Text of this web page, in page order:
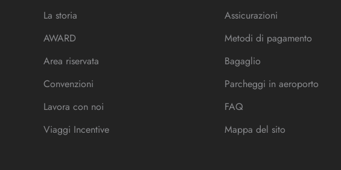
La storia
AWARD
Area riservata
Convenzioni
Lavora con noi
Viaggi Incentive
Assicurazioni
Metodi di pagamento
Bagaglio
Parcheggi in aeroporto
FAQ
Mappa del sito